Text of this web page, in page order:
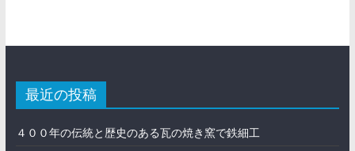
最近の投稿
４００年の伝統と歴史のある瓦の焼き窯で鉄細工